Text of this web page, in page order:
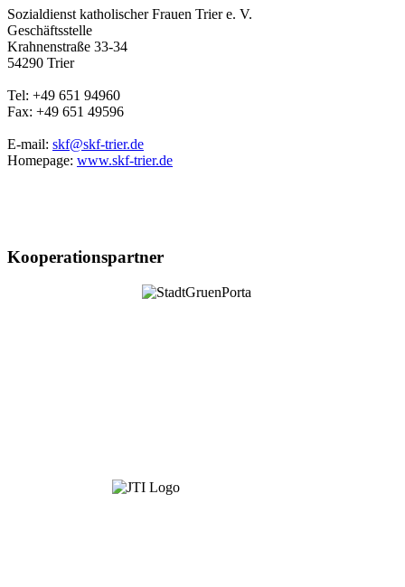
Sozialdienst katholischer Frauen Trier e. V.
Geschäftsstelle
Krahnenstraße 33-34
54290 Trier
Tel: +49 651 94960
Fax: +49 651 49596
E-mail: skf@skf-trier.de
Homepage: www.skf-trier.de
Kooperationspartner